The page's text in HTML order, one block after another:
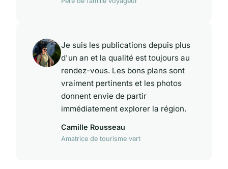
Je suis les publications depuis plus
d'un an et la qualité est toujours au
rendez-vous. Les bons plans sont
vraiment pertinents et les photos
donnent envie de partir
immédiatement explorer la région.
Camille Rousseau
Amatrice de tourisme vert